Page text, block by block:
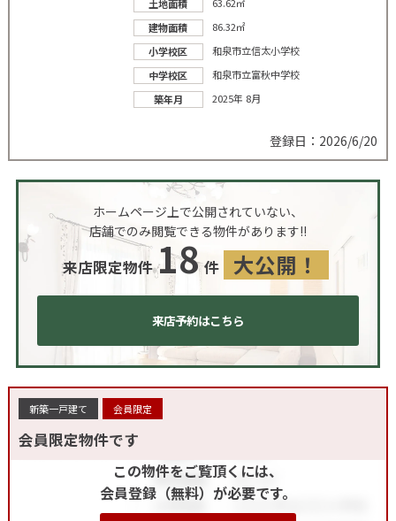
土地面積
63.62㎡
建物面積
86.32㎡
小学校区
和泉市立信太小学校
中学校区
和泉市立富秋中学校
築年月
2025年 8月
登録日：2026/6/20
ホームページ上で公開されていない、
店舗でのみ閲覧できる物件があります!!
来店限定物件 18 件 大公開！
来店予約はこちら
新築一戸建て 会員限定
会員限定物件です
この物件をご覧頂くには、
会員登録（無料）が必要です。